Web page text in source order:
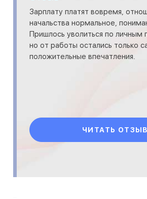
Зарплату платят вовремя,
начальства нормальное,
Пришлось уволиться по личным
но от работы остались только
положительные впечатления.
ЧИТАТЬ ОТЗЫВ